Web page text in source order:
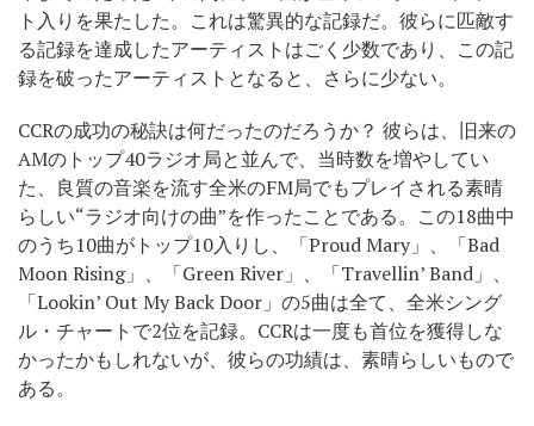
ト入りを果たした。これは驚異的な記録だ。彼らに匹敵す
る記録を達成したアーティストはごく少数であり、この記
録を破ったアーティストとなると、さらに少ない。
CCRの成功の秘訣は何だったのだろうか？ 彼らは、旧来の
AMのトップ40ラジオ局と並んで、当時数を増やしてい
た、良質の音楽を流す全米のFM局でもプレイされる素晴
らしい“ラジオ向けの曲”を作ったことである。この18曲中
のうち10曲がトップ10入りし、「Proud Mary」、「Bad
Moon Rising」、「Green River」、「Travellin’ Band」、
「Lookin’ Out My Back Door」の5曲は全て、全米シング
ル・チャートで2位を記録。CCRは一度も首位を獲得しな
かったかもしれないが、彼らの功績は、素晴らしいもので
ある。